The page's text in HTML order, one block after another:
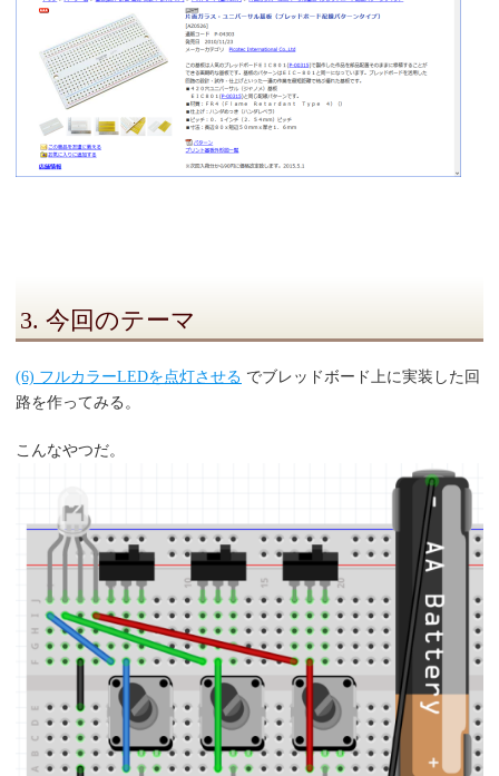
3. 今回のテーマ
(6) フルカラーLEDを点灯させる でブレッドボード上に実装した回
路を作ってみる。
こんなやつだ。